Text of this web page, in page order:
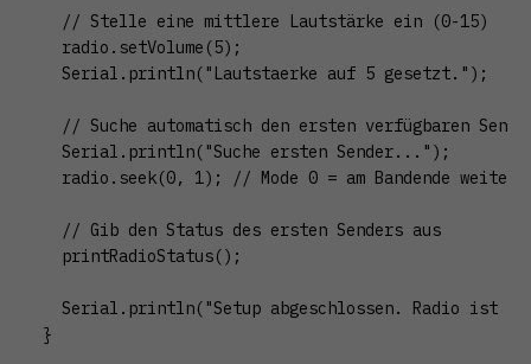
  // Stelle eine mittlere Lautstärke ein (0-15)
  radio.setVolume(5);
  Serial.println("Lautstaerke auf 5 gesetzt.");
// Suche automatisch den ersten verfügbaren
  Serial.println("Suche ersten Sender...");
radio.seek(0, 1); // Mode 0 = am Bandende
  // Gib den Status des ersten Senders aus
  printRadioStatus();
Serial.println("Setup abgeschlossen. Radio ist
}